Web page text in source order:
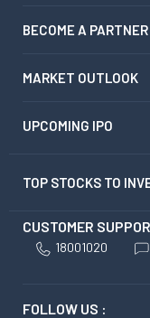
BECOME A PARTNER
MARKET OUTLOOK
UPCOMING IPO
TOP STOCKS TO
CUSTOMER
18001020
FOLLOW US :